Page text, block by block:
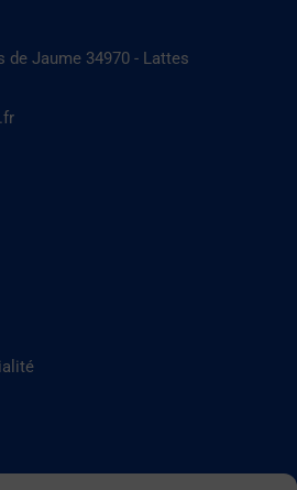
de Jaume 34970 - Lattes